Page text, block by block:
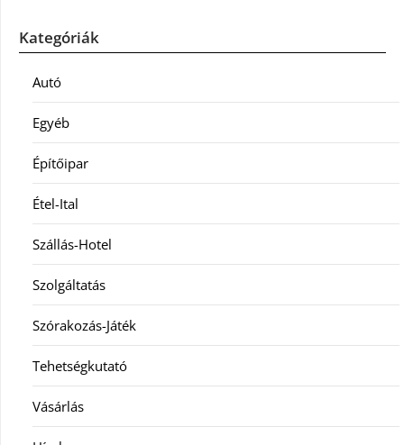
Kategóriák
Autó
Egyéb
Építőipar
Étel-Ital
Szállás-Hotel
Szolgáltatás
Szórakozás-Játék
Tehetségkutató
Vásárlás